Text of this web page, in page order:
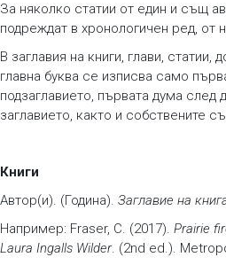
За няколко статии от един и същ
подреждат в хронологичен ред, от
В заглавия на книги, глави, статии,
главна буква се изписва само
подзаглавието, първата дума след
заглавието, както и собствените
Книги
Автор(и). (Година). Заглавие на
Например: Fraser, C. (2017). Prairie
Laura Ingalls Wilder. (2nd ed.).